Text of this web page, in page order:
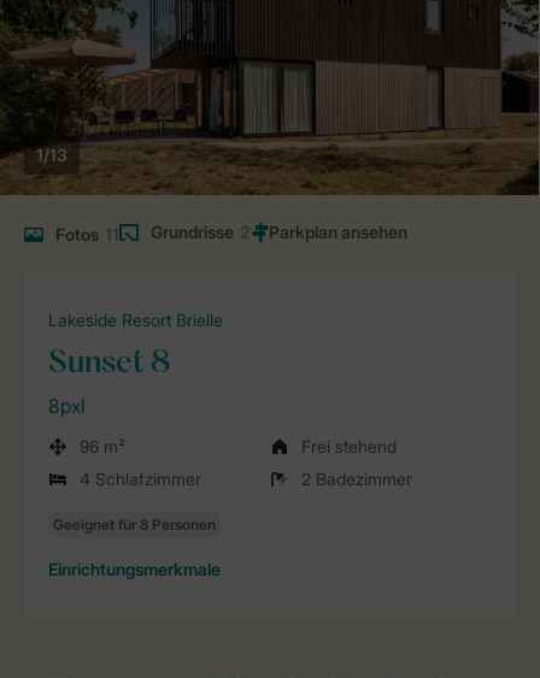
1/13
Fotos 11 Grundrisse 2
Lakeside Resort Brielle
Sunset 8
8pxl
96 m²
Frei stehend
4 Schlafzimmer
2 Badezimmer
Einrichtungsmerkmale